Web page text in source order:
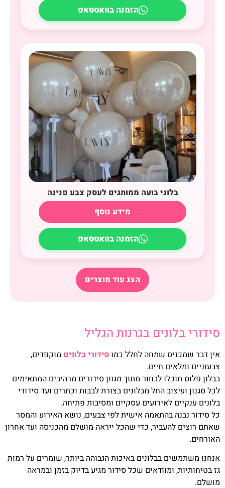
הזמנה בוואטסאפ
בלוני בועה ממותגים לעסק צבע פנינה
מידע נוסף
הזמנה בוואטסאפ
הצג עוד מוצרים
סידורי בלונים בגרנות הגליל
אין דבר שמכניס שמחה לחלל כמוסידורי בלונים מוקפדים,
צבעוניים ומלאים חיים.
בבלון פלוס תוכלו לבחור מתוך מגוון סידורים מרהיבים המתאימים
לכל סגנון ועיצוב החל מבלונים בצורת לבבות וכתרים ועד סידורי
בלונים ענקיים לאירועים עסקיים ומסיבות פתיחה.
כל סידור נבנה בהתאמה אישית לפי צבעים, נושא האירוע והמסר
שאתם רוצים להעביר, כדי שהכל ייראה מושלם מהכניסה ועד אחרון
האורחים.
אנחנו משתמשים בבלונים באיכות הגבוהה ביותר, שומרים על רמות
גז בטיחותיות, ומוודאים שכל סידור מגיע בדיוק בזמן ובמראה
מושלם.